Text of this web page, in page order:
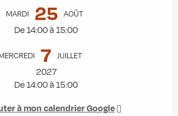
MARDI 25 AOÛT
De 14:00 à 15:00
7 JUILLET
2027
De 14:00 à 15:00
à mon calendrier Google